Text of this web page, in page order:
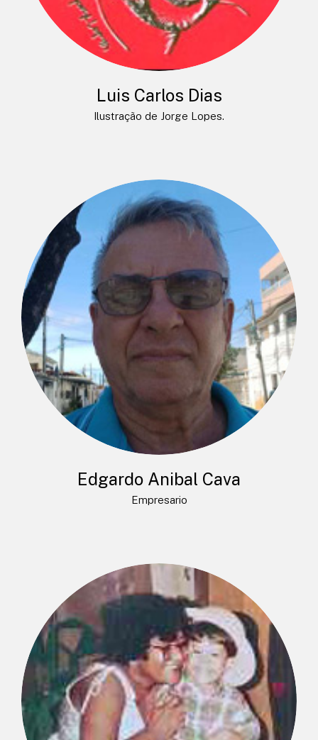
Luis Carlos Dias
Ilustração de Jorge Lopes.
Edgardo Anibal Cava
Empresario